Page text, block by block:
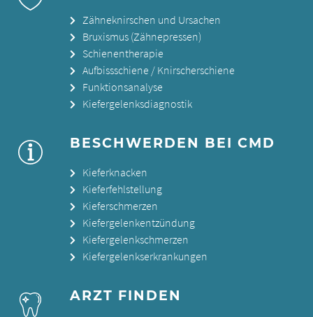
Zähneknirschen und Ursachen
Bruxismus (Zähnepressen)
Schienentherapie
Aufbissschiene / Knirscherschiene
Funktionsanalyse
Kiefergelenksdiagnostik
BESCHWERDEN BEI CMD
Kieferknacken
Kieferfehlstellung
Kieferschmerzen
Kiefergelenkentzündung
Kiefergelenkschmerzen
Kiefergelenkserkrankungen
ARZT FINDEN